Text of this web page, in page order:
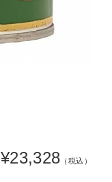
¥23,328 （税込）